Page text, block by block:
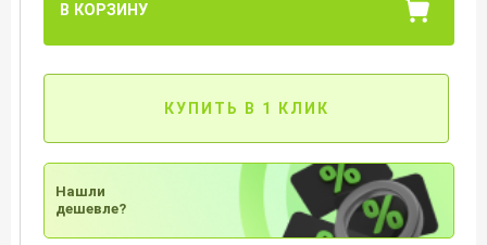
В КОРЗИНУ
КУПИТЬ В 1 КЛИК
Нашли
дешевле?